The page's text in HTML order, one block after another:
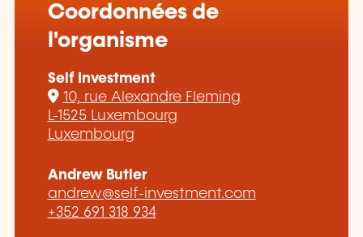
Coordonnées de
l'organisme
Self Investment
10, rue Alexandre Fleming
L-1525 Luxembourg
Luxembourg
Andrew Butler
andrew@self-investment.com
+352 691 318 934